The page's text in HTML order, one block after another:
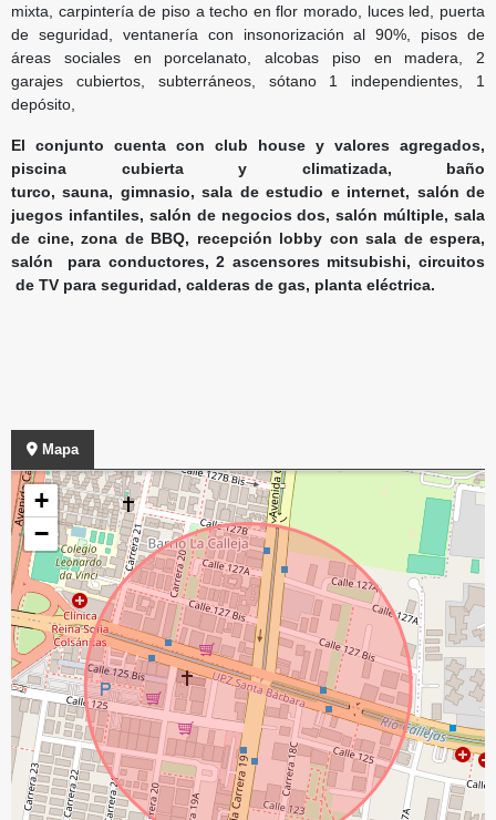
mixta, carpintería de piso a techo en flor morado, luces led, puerta
de seguridad, ventanería con insonorización al 90%, pisos de
áreas sociales en porcelanato, alcobas piso en madera, 2
garajes cubiertos, subterráneos, sótano 1 independientes, 1
depósito,
El conjunto cuenta con club house y valores agregados,
piscina cubierta y climatizada, baño
turco, sauna, gimnasio, sala de estudio e internet, salón de
juegos infantiles, salón de negocios dos, salón múltiple, sala
de cine, zona de BBQ, recepción lobby con sala de espera,
salón para conductores, 2 ascensores mitsubishi, circuitos
de TV para seguridad, calderas de gas, planta eléctrica.
Mapa
+
−